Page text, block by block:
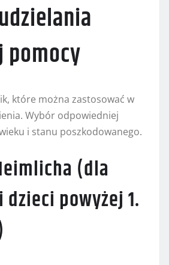
pomocy
które można zastosować w
Wybór odpowiedniej
i stanu poszkodowanego.
(dla
dzieci powyżej 1.